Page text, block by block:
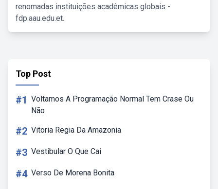
renomadas instituições acadêmicas globais -
fdp.aau.edu.et.
Top Post
#1 Voltamos A Programação Normal Tem Crase Ou
Não
#2 Vitoria Regia Da Amazonia
#3 Vestibular O Que Cai
#4 Verso De Morena Bonita